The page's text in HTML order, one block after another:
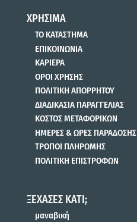
ΧΡΗΣΙΜΑ
ΤΟ ΚΑΤΑΣΤΗΜΑ
ΕΠΙΚΟΙΝΩΝΙΑ
ΚΑΡΙΕΡΑ
ΟΡΟΙ ΧΡΗΣΗΣ
ΠΟΛΙΤΙΚΗ ΑΠΟΡΡΗΤΟΥ
ΔΙΑΔΙΚΑΣΙΑ ΠΑΡΑΓΓΕΛΙΑΣ
ΚΟΣΤΟΣ ΜΕΤΑΦΟΡΙΚΩΝ
ΗΜΕΡΕΣ & ΩΡΕΣ ΠΑΡΑΔΟΣΗΣ
ΤΡΟΠΟΙ ΠΛΗΡΩΜΗΣ
ΠΟΛΙΤΙΚΗ ΕΠΙΣΤΡΟΦΩΝ
ΞΕΧΑΣΕΣ ΚΑΤΙ;
μαναβική